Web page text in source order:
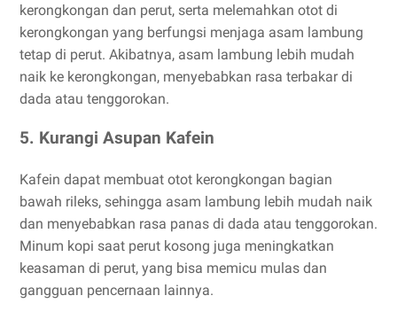
kerongkongan dan perut, serta melemahkan otot di
kerongkongan yang berfungsi menjaga asam lambung
tetap di perut. Akibatnya, asam lambung lebih mudah
naik ke kerongkongan, menyebabkan rasa terbakar di
dada atau tenggorokan.
5. Kurangi Asupan Kafein
Kafein dapat membuat otot kerongkongan bagian
bawah rileks, sehingga asam lambung lebih mudah naik
dan menyebabkan rasa panas di dada atau tenggorokan.
Minum kopi saat perut kosong juga meningkatkan
keasaman di perut, yang bisa memicu mulas dan
gangguan pencernaan lainnya.